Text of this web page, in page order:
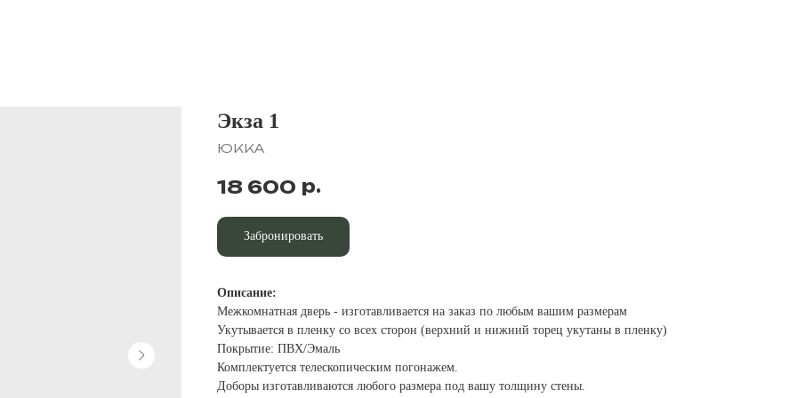
Экза 1
ЮККА
18 600 р.
Забронировать
Описание:
Межкомнатная дверь - изготавливается на заказ по любым вашим размерам
Укутывается в пленку со всех сторон (верхний и нижний торец укутаны в пленку)
Покрытие: ПВХ/Эмаль
Комплектуется телескопическим погонажем.
Доборы изготавливаются любого размера под вашу толщину стены.